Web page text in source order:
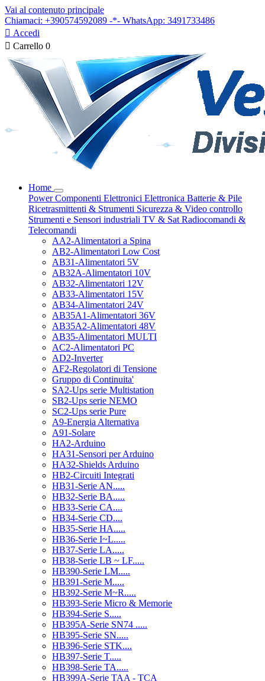
Vai al contenuto principale
Chiamaci: +390574592089 -*- WhatsApp: 3491733486
 Accedi
 Carrello 0
Home
PowerComponenti Elettronici Elettronica Batterie & Pile
Ricetrasmittenti & Strumenti Sicurezza & Video controllo
Strumenti e Sensori industriali TV & Sat Radiocomandi &
Telecomandi
AA2-Alimentatori a Spina
AB2-Alimentatori Low Cost
AB31-Alimentatori 5V
AB32A-Alimentatori 10V
AB32-Alimentatori 12V
AB33-Alimentatori 15V
AB34-Alimentatori 24V
AB35A1-Alimentatori 36V
AB35A2-Alimentatori 48V
AB35-Alimentatori MULTI
AC2-Alimentatori PC
AD2-Inverter
AF2-Regolatori di Tensione
Gruppo di Continuita'
SA2-Ups serie Multistation
SB2-Ups serie NEMO
SC2-Ups serie Pure
A9-Energia Alternativa
A91-Solare
HA2-Arduino
HA31-Sensori per Arduino
HA32-Shields Arduino
HB2-Circuiti Integrati
HB31-Serie AN.....
HB32-Serie BA.....
HB33-Serie CA....
HB34-Serie CD....
HB35-Serie HA.....
HB36-Serie I~L.....
HB37-Serie LA.....
HB38-Serie LB ~ LF.....
HB390-Serie LM.....
HB391-Serie M.....
HB392-Serie M~R.....
HB393-Serie Micro & Memorie
HB394-Serie S.....
HB395A-Serie SN74 .....
HB395-Serie SN.....
HB396-Serie STK....
HB397-Serie T.....
HB398-Serie TA.....
HB399A-Serie TAA - TCA